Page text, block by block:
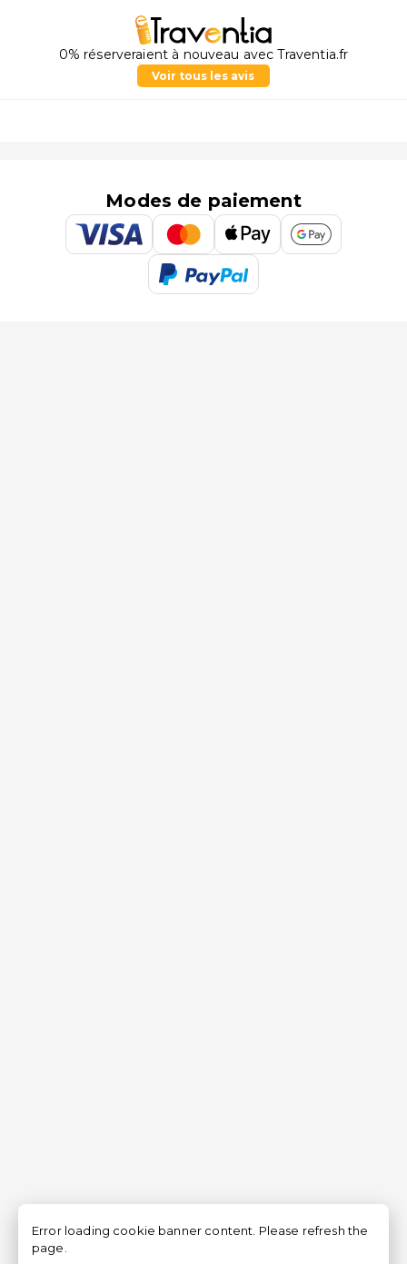
0% réserveraient à nouveau avec Traventia.fr
Voir tous les avis
Modes de paiement
Error loading cookie banner content. Please refresh the
page.